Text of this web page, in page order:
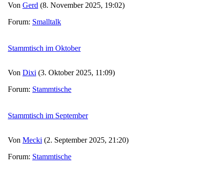
Von Gerd (8. November 2025, 19:02)
Forum: Smalltalk
Stammtisch im Oktober
Von Dixi (3. Oktober 2025, 11:09)
Forum: Stammtische
Stammtisch im September
Von Mecki (2. September 2025, 21:20)
Forum: Stammtische